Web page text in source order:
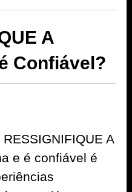
A
Confiável?
A
e é confiável é